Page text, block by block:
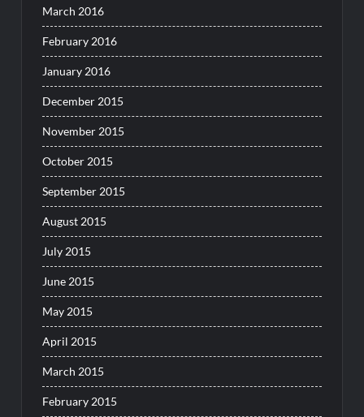
March 2016
February 2016
January 2016
December 2015
November 2015
October 2015
September 2015
August 2015
July 2015
June 2015
May 2015
April 2015
March 2015
February 2015